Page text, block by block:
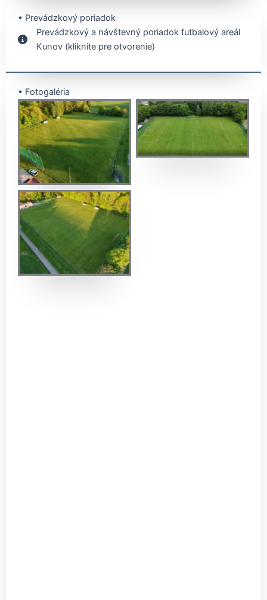
21
• Prevádzkový poriadok
Prevádzkový a návštevný poriadok futbalový areál
Kunov (kliknite pre otvorenie)
• Fotogaléria